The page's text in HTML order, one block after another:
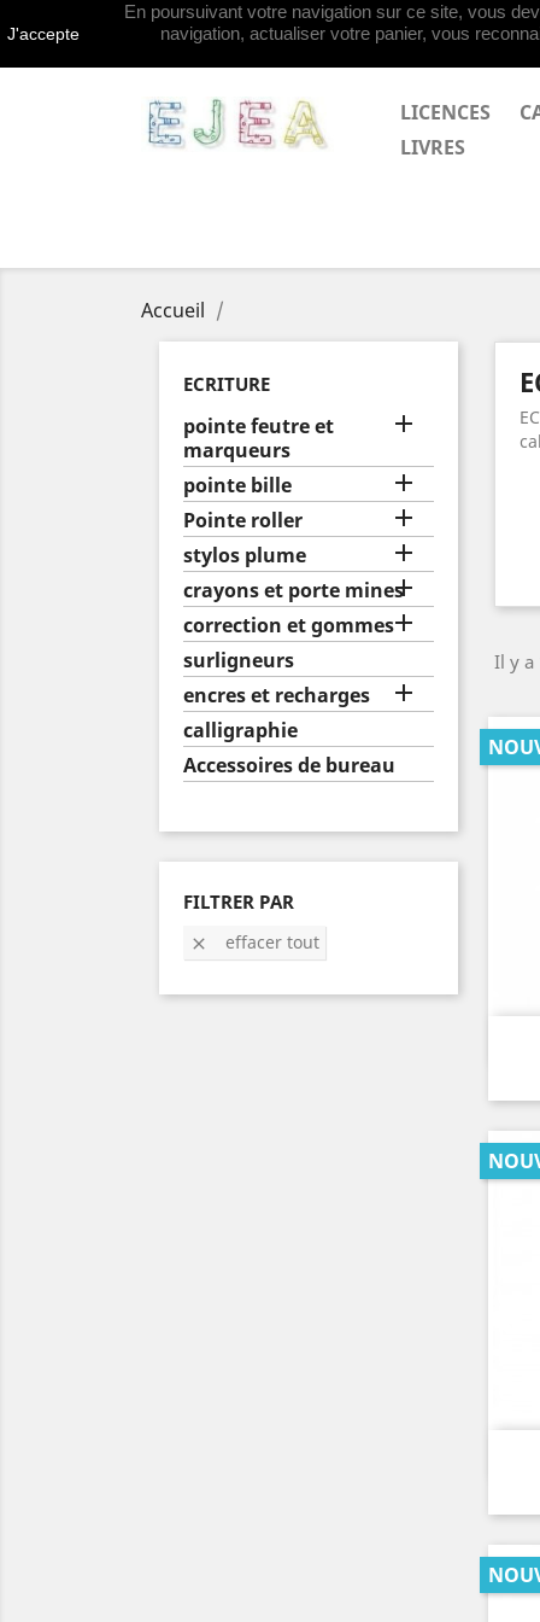
Contactez-nous
LICENCES
LIVRES
Accueil
ECRITURE
pointe feutre et
marqueurs

pointe bille 
Pointe roller 
stylos plume 
crayons et porte mines

correction et gommes
surligneurs
encres et recharges

calligraphie
Accessoires de bureau
FILTRER PAR
 effacer tout
Il y a
J'accepte
En poursuivant votre navigation sur ce site, vous
navigation, actualiser votre panier, vous